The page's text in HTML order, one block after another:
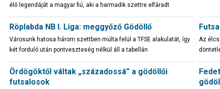
élő legendáját a magyar fiú, aki a harmadik szettre elfáradt
Röplabda NB I. Liga: meggyőző Gödöllő
Városunk hatosa három szettben múlta felül a TFSE alakulatát, így
két forduló után pontveszteség nélkül áll a tabellán
Az
Ördögöktől váltak „századossá” a gödöllői
futsalosok